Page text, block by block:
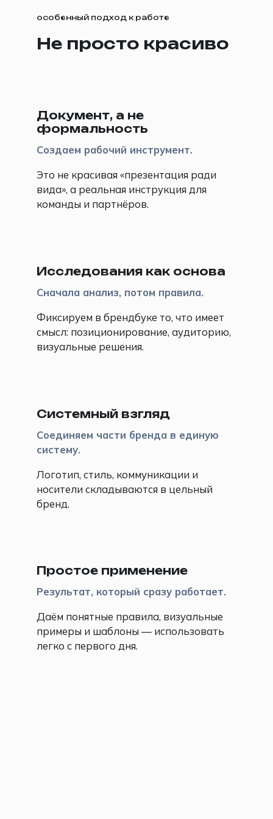
особенный подход к работе
Не просто красиво
Документ, а не
формальность
Создаем рабочий инструмент.
Это не красивая «презентация ради
вида», а реальная инструкция для
команды и партнёров.
Исследования как основа
Сначала анализ, потом правила.
Фиксируем в брендбуке то, что имеет
смысл: позиционирование, аудиторию,
визуальные решения.
Системный взгляд
Соединяем части бренда в единую
систему.
Логотип, стиль, коммуникации и
носители складываются в цельный
бренд.
Простое применение
Результат, который сразу работает.
Даём понятные правила, визуальные
примеры и шаблоны — использовать
легко с первого дня.